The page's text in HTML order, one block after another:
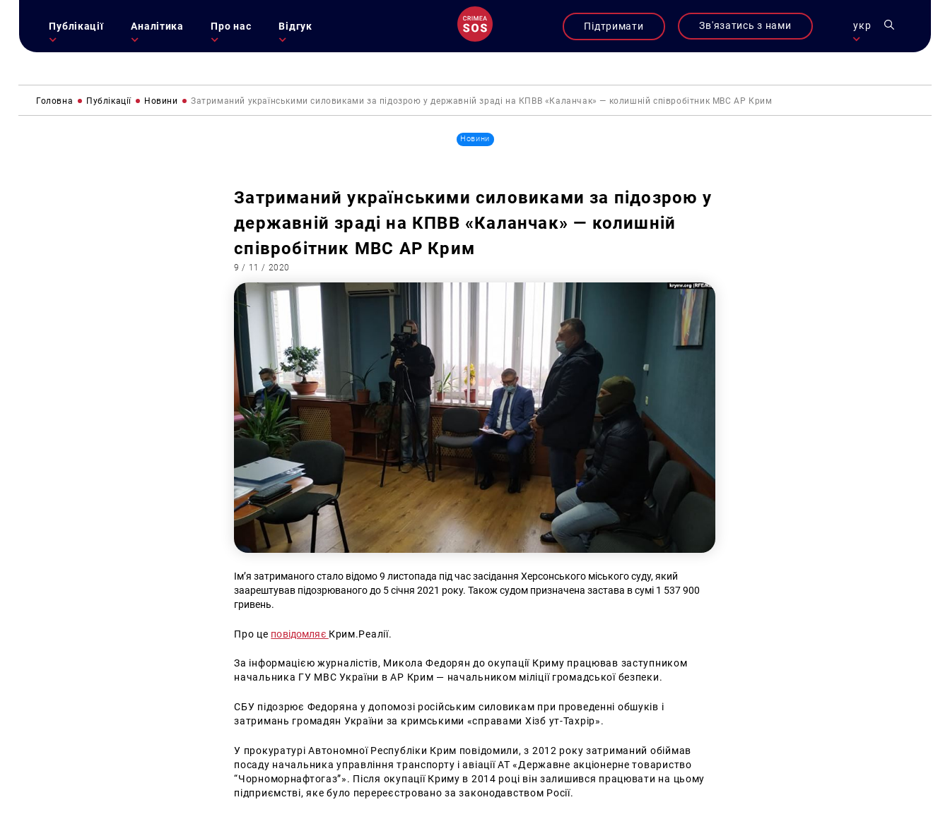
Публікації Аналітика Про нас Відгук Підтримати Зв'язатись з нами укр
Головна Публікації Новини Затриманий українськими силовиками за підозрою у державній зраді на КПВВ «Каланчак» — колишній співробітник МВС АР Крим
Новини
Затриманий українськими силовиками за підозрою у
державній зраді на КПВВ «Каланчак» — колишній
співробітник МВС АР Крим
9 / 11 / 2020
Ім’я затриманого стало відомо 9 листопада під час засідання Херсонського міського суду, який
заарештував підозрюваного до 5 січня 2021 року. Також судом призначена застава в сумі 1 537 900
гривень.
Про це повідомляє Крим.Реалії.
За інформацією журналістів, Микола Федорян до окупації Криму працював заступником
начальника ГУ МВС України в АР Крим — начальником міліції громадської безпеки.
СБУ підозрює Федоряна у допомозі російським силовикам при проведенні обшуків і
затримань громадян України за кримськими «справами Хізб ут-Тахрір».
У прокуратурі Автономної Республіки Крим повідомили, з 2012 року затриманий обіймав
посаду начальника управління транспорту і авіації АТ «Державне акціонерне товариство
“Чорноморнафтогаз”». Після окупації Криму в 2014 році він залишився працювати на цьому
підприємстві, яке було перереєстровано за законодавством Росії.